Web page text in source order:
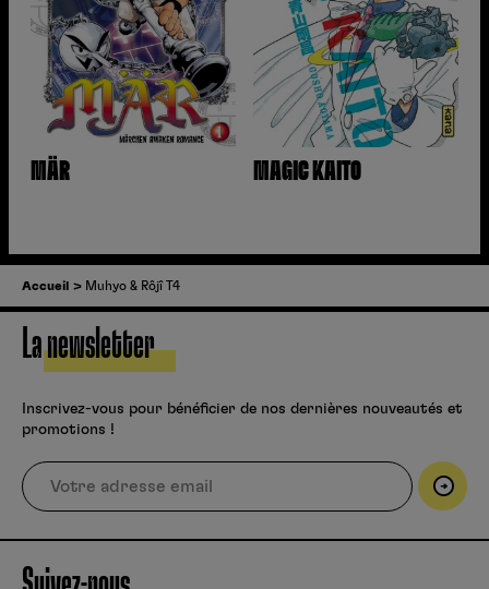
MÄR MAGIC KAITO
Accueil Muhyo & Rôjî T4
La newsletter
Inscrivez-vous pour bénéficier de nos dernières nouveautés et
promotions !